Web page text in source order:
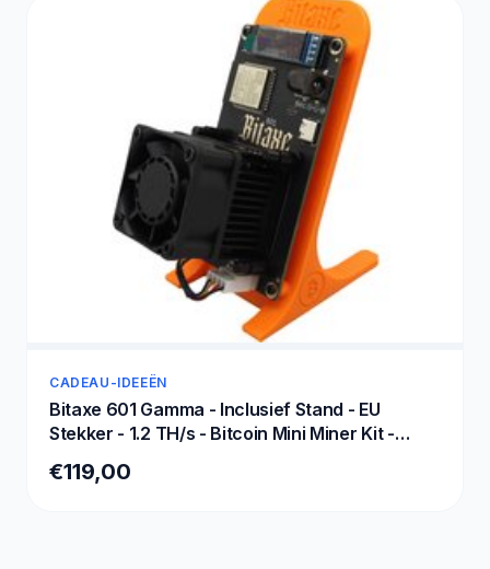
CADEAU-IDEEËN
Bitaxe 601 Gamma - Inclusief Stand - EU
Stekker - 1.2 TH/s - Bitcoin Mini Miner Kit -
€119,00